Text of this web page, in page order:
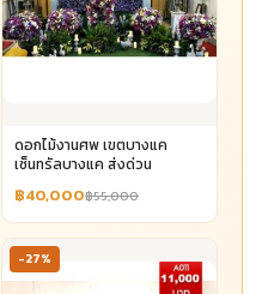
ดอกไม้งานศพ เขตบางแค
เซ็นทรัลบางแค ส่งด่วน
฿40,000฿55,000
-27%